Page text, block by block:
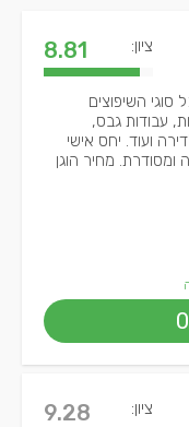
ציון: 8.81
השיפוצים
עבודות גבס,
ועוד. יחס אישי
ומסודרת. מחיר הוגן
ציון: 9.28